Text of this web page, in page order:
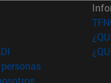
en nueva ventana)
en nueva ventana)
(abre en nueva
(abre en nueva
(abre en nueva